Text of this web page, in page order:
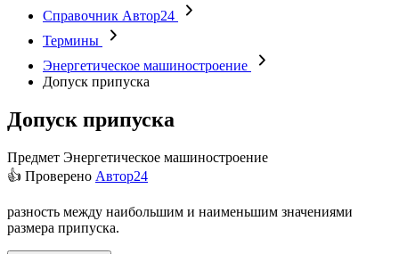
Справочник Автор24
Термины
Энергетическое машиностроение
Допуск припуска
Допуск припуска
Предмет Энергетическое машиностроение
👍 Проверено Автор24
разность между наибольшим и наименьшим значениями
размера припуска.